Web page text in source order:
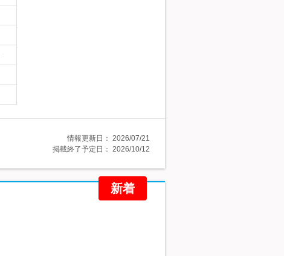
情報更新日： 2026/07/21
掲載終了予定日： 2026/10/12
新着